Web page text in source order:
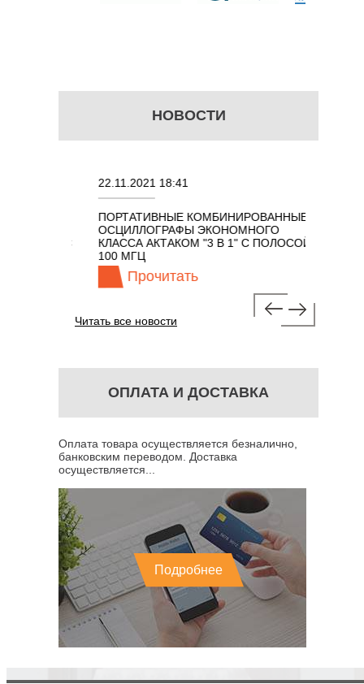
НОВОСТИ
22.11.2021 18:41
ПОРТАТИВНЫЕ КОМБИНИРОВАННЫЕ
ОСЦИЛЛОГРАФЫ ЭКОНОМНОГО
КЛАССА АКТАКОМ "3 В 1" С ПОЛОСОЙ
100 МГЦ
Прочитать
Читать все новости
ОПЛАТА И ДОСТАВКА
Оплата товара осуществляется безналично,
банковским переводом. Доставка
осуществляется...
Подробнее